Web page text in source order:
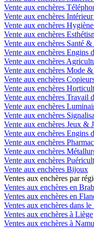
Vente aux enchères
Vente aux enchères
Vente aux enchères
Vente aux enchères
Vente aux enchères Santé
Vente aux enchères Engins
Vente aux enchères
Vente aux enchères Mode
Vente aux enchères
Vente aux enchères
Vente aux enchères Travail
Vente aux enchères
Vente aux enchères
Vente aux enchères Jeux &
Vente aux enchères Engins
Vente aux enchères
Vente aux enchères
Vente aux enchères
Vente aux enchères Bijoux
Ventes aux enchères par
Ventes aux enchères en
Ventes aux enchères en
Ventes aux enchères dans
Ventes aux enchères à Liège
Ventes aux enchères à